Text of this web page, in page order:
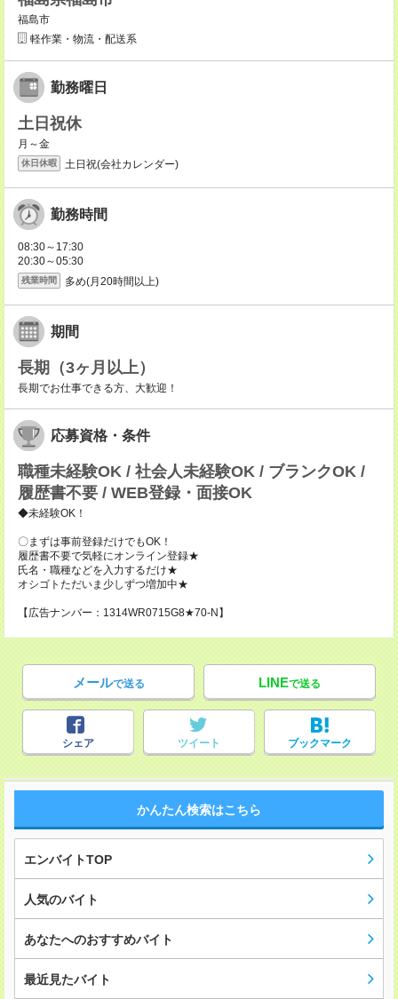
福島市
軽作業・物流・配送系
勤務曜日
土日祝休
月～金
休日休暇 土日祝(会社カレンダー)
勤務時間
08:30～17:30
20:30～05:30
残業時間 多め(月20時間以上)
期間
長期（3ヶ月以上）
長期でお仕事できる方、大歓迎！
応募資格・条件
職種未経験OK / 社会人未経験OK / ブランクOK /
履歴書不要 / WEB登録・面接OK
◆未経験OK！
〇まずは事前登録だけでもOK！
履歴書不要で気軽にオンライン登録★
氏名・職種などを入力するだけ★
オシゴトただいま少しずつ増加中★
【広告ナンバー：1314WR0715G8★70-N】
メールで送る LINEで送る
シェア ツイート ブックマーク
かんたん検索はこちら
エンバイトTOP
人気のバイト
あなたへのおすすめバイト
最近見たバイト